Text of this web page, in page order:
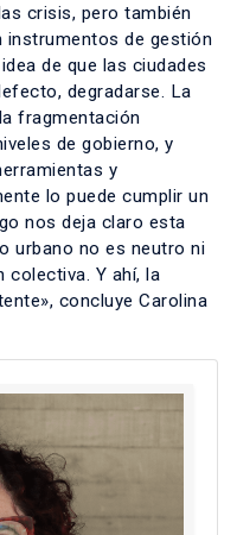
crisis, pero también
instrumentos de gestión
de que las ciudades
degradarse. La
fragmentación
de gobierno, y
y
lo puede cumplir un
nos deja claro esta
urbano no es neutro ni
colectiva. Y ahí, la
concluye Carolina